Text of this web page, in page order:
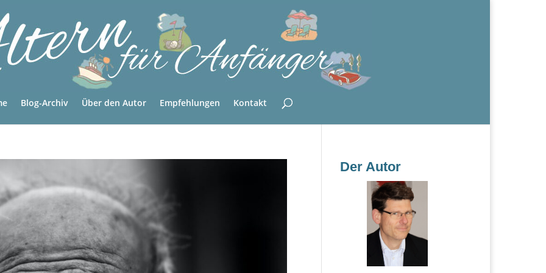
Blog-Archiv Über den Autor Empfehlungen Kontakt
Der Autor